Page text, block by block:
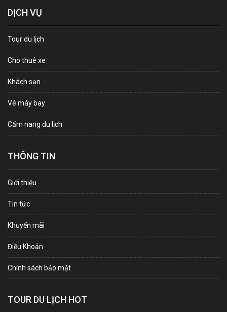
DỊCH VỤ
Tour du lịch
Cho thuê xe
Khách sạn
Vé máy bay
Cẩm nang du lịch
THÔNG TIN
Giới thiệu
Tin tức
Khuyến mãi
Điều Khoản
Chính sách bảo mật
TOUR DU LỊCH HOT